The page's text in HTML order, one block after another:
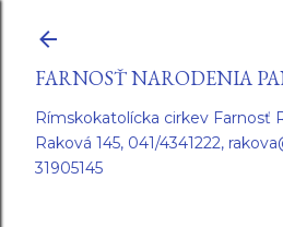
FARNOSŤ NARODENIA
Rímskokatolícka cirkev Farnosť
Raková 145, 041/4341222,
31905145